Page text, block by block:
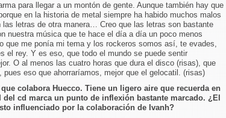
para llegar a un montón de gente. Aunque también hay que
en la historia de metal siempre ha habido muchos malos
letras de otra manera… Creo que las letras son bastante
nuestra música que te hace el día a día un poco menos
que me ponía mi tema y los rockeros somos así, te evades,
el rey. Y es eso, que todo el mundo se puede sentir
O al menos las cuatro horas que dura el disco (risas), que
eso que ahorraríamos, mejor que el gelocatil. (risas)
colabora Huecco. Tiene un ligero aire que recuerda en
cd marca un punto de inflexión bastante marcado. ¿El
influenciado por la colaboración de Ivanh?